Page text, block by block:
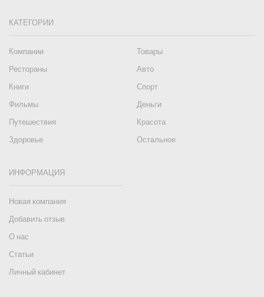
КАТЕГОРИИ
Компании
Товары
Рестораны
Авто
Книги
Спорт
Фильмы
Деньги
Путешествия
Красота
Здоровье
Остальное
ИНФОРМАЦИЯ
Новая компания
Добавить отзыв
О нас
Статьи
Личный кабинет